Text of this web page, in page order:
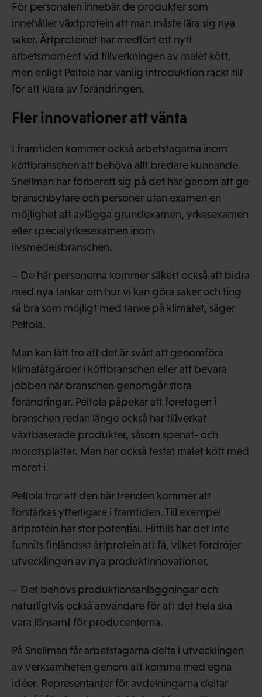
För personalen innebär de produkter som
innehåller växtprotein att man måste lära sig nya
saker. Ärtproteinet har medfört ett nytt
arbetsmoment vid tillverkningen av malet kött,
men enligt Peltola har vanlig introduktion räckt till
för att klara av förändringen.
Fler innovationer att vänta
I framtiden kommer också arbetstagarna inom
köttbranschen att behöva allt bredare kunnande.
Snellman har förberett sig på det här genom att ge
branschbytare och personer utan examen en
möjlighet att avlägga grundexamen, yrkesexamen
eller specialyrkesexamen inom
livsmedelsbranschen.
– De här personerna kommer säkert också att bidra
med nya tankar om hur vi kan göra saker och ting
så bra som möjligt med tanke på klimatet, säger
Peltola.
Man kan lätt tro att det är svårt att genomföra
klimatåtgärder i köttbranschen eller att bevara
jobben när branschen genomgår stora
förändringar. Peltola påpekar att företagen i
branschen redan länge också har tillverkat
växtbaserade produkter, såsom spenat- och
morotsplättar. Man har också testat malet kött med
morot i.
Peltola tror att den här trenden kommer att
förstärkas ytterligare i framtiden. Till exempel
ärtprotein har stor potential. Hittills har det inte
funnits finländskt ärtprotein att få, vilket fördröjer
utvecklingen av nya produktinnovationer.
– Det behövs produktionsanläggningar och
naturligtvis också användare för att det hela ska
vara lönsamt för producenterna.
På Snellman får arbetstagarna delta i utvecklingen
av verksamheten genom att komma med egna
idéer. Representanter för avdelningarna deltar